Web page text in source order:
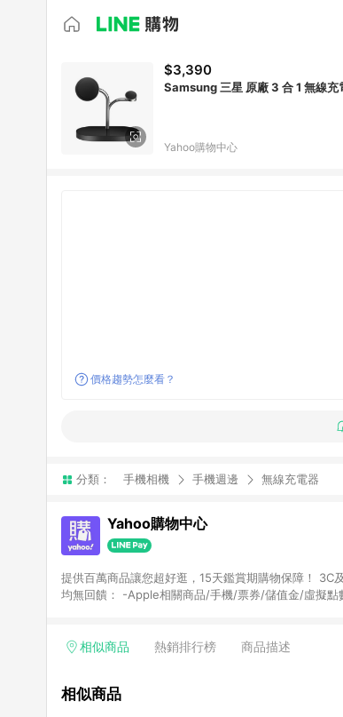
$3,390
Samsung 三星 原廠 3 合 1 無線
Yahoo購物中心
價格趨勢怎麼看？
分類： 手機相機 手機週邊 無線充電器
Yahoo購物中心
提供百萬商品讓您超好逛，15天鑑賞期購物保障！ 3C及特殊商品回
均無回饋： -Apple相關商品/手機/票券/儲值金/虛擬
Yahoo超贈點回饋者 - 購物中心商店之商品：商品賣
相似商品 熱銷排行榜 商品描述
相似商品